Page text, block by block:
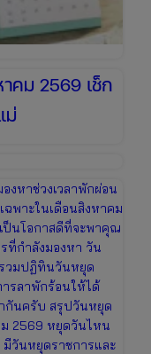
คม 2569 เช็ก
ม่
งหาช่วงเวลาพักผ่อน
ฉพาะในเดือนสิงหาคม
ป็นโอกาสดีที่จะพาคุณ
ที่กำลังมองหา วัน
วมปฏิทินวันหยุด
รลาพักร้อนให้ได้
กันครับ สรุปวันหยุด
ม 2569 หยุดวันไหน
วันหยุดราชการและ